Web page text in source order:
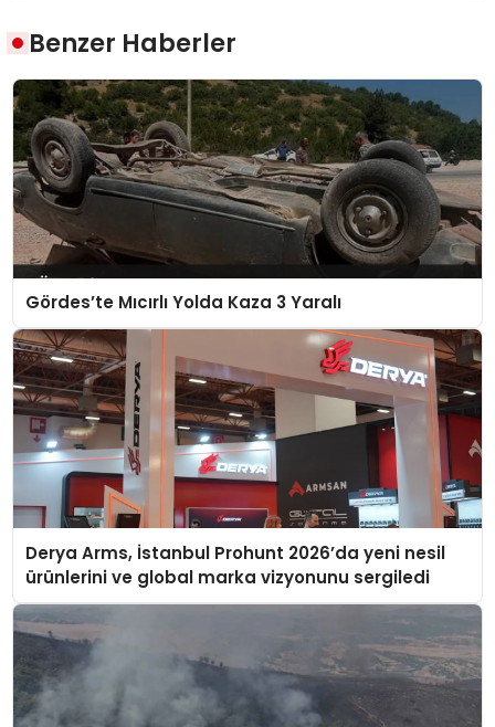
Benzer Haberler
Gördes’te Mıcırlı Yolda Kaza 3 Yaralı
Derya Arms, İstanbul Prohunt 2026’da yeni nesil
ürünlerini ve global marka vizyonunu sergiledi